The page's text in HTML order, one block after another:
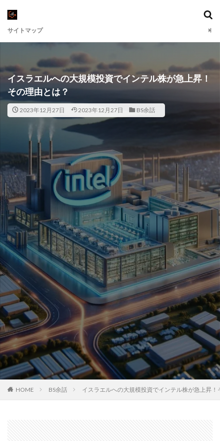
サイトマップ
イスラエルへの大規模投資でインテル株が急上昇！
その理由とは？
2023年12月27日 2023年12月27日 BS余話
HOME BS余話 イスラエルへの大規模投資でインテル株が急上昇！